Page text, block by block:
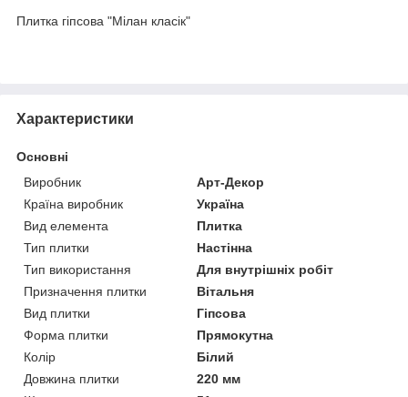
Плитка гіпсова "Мілан класік"
Характеристики
Основні
Виробник
Арт-Декор
Країна виробник
Україна
Вид елемента
Плитка
Тип плитки
Настінна
Тип використання
Для внутрішніх робіт
Призначення плитки
Вітальня
Вид плитки
Гіпсова
Форма плитки
Прямокутна
Колір
Білий
Довжина плитки
220 мм